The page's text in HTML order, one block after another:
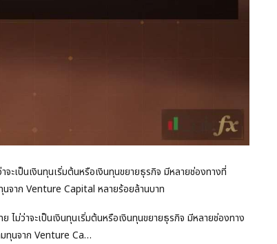
ะเป็นเงินทุนเริ่มต้นหรือเงินทุนขยายธุรกิจ มีหลายช่องทางที่
จาก Venture Capital หลายร้อยล้านบาท
ไม่ว่าจะเป็นเงินทุนเริ่มต้นหรือเงินทุนขยายธุรกิจ มีหลายช่องทาง
ทุนจาก Venture Ca…